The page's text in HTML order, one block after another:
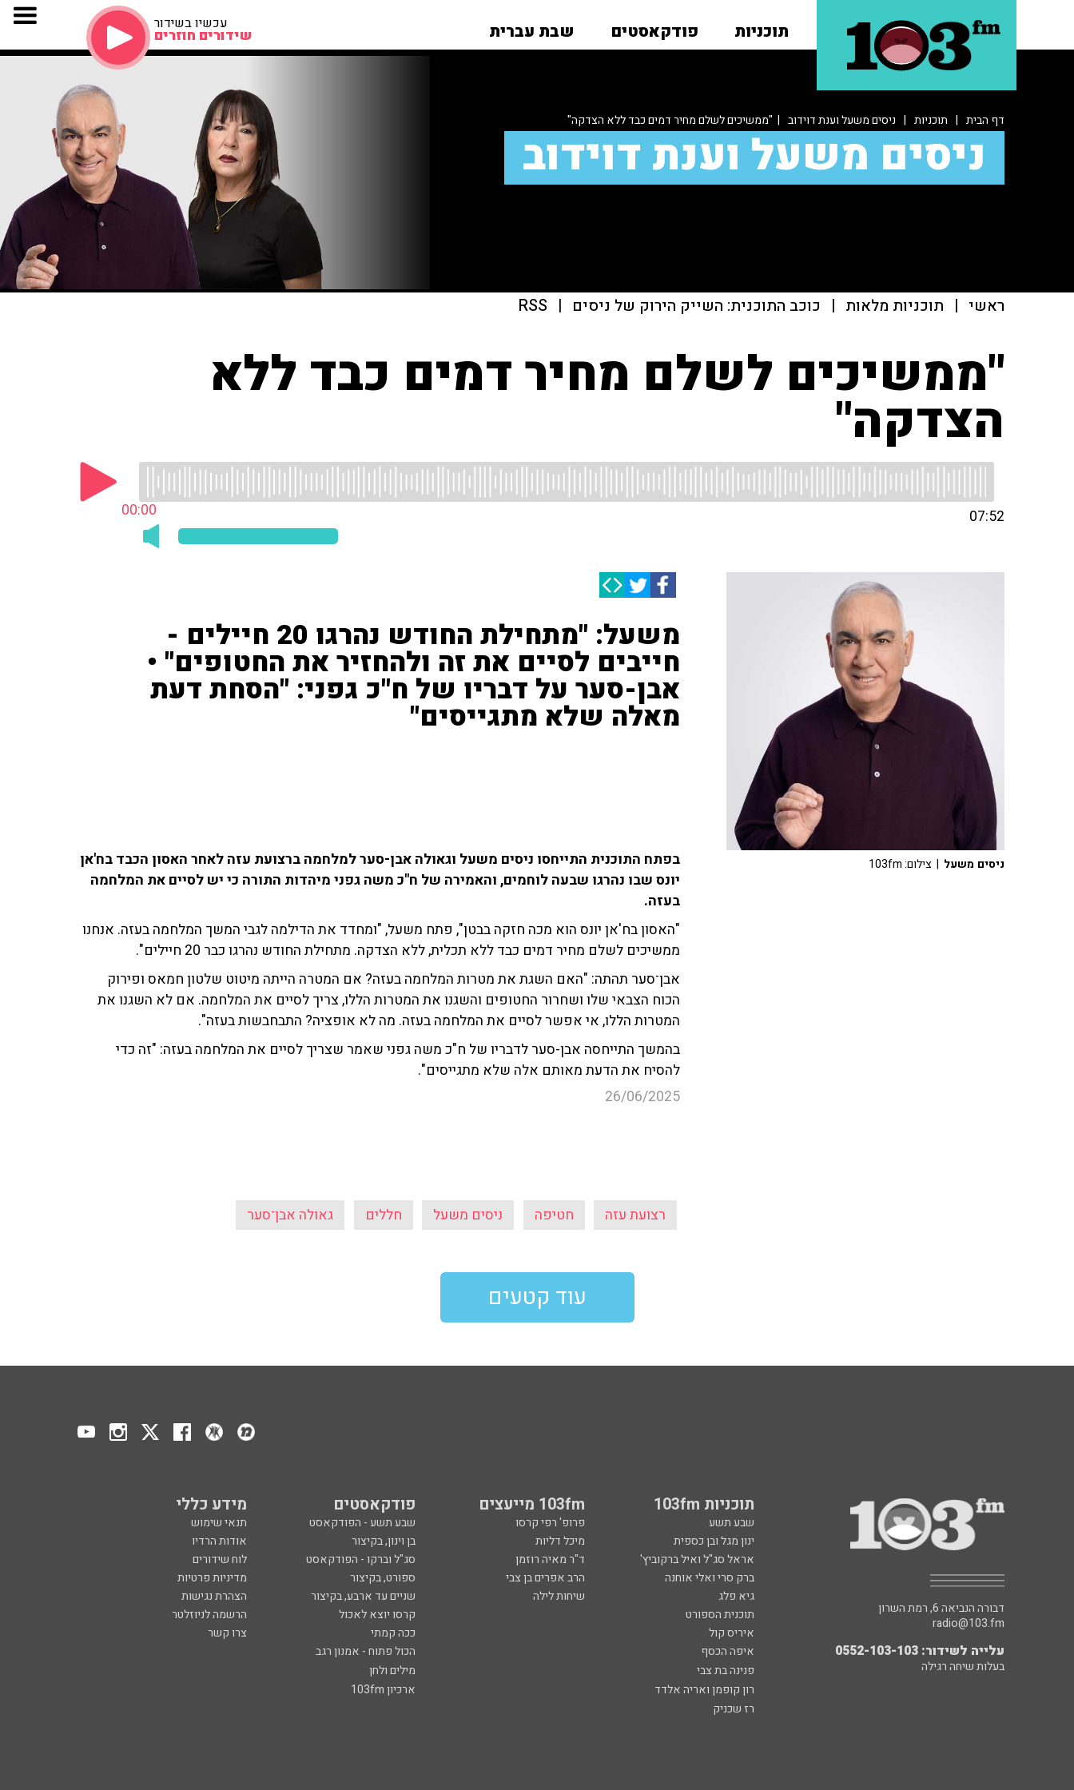
תוכניות פודקאסטים שבת עברית עכשיו בשידור
שידורים חוזרים
דף הבית | תוכניות | ניסים משעל וענת דוידוב | "ממשיכים לשלם מחיר דמים כבד ללא הצדקה"
ניסים משעל וענת דוידוב
ראשי | תוכניות מלאות | כוכב התוכנית: השייק הירוק של ניסים |
RSS
"ממשיכים לשלם מחיר דמים כבד ללא
הצדקה"
00:00 07:52
משעל: "מתחילת החודש נהרגו 20 חיילים -
חייבים לסיים את זה ולהחזיר את החטופים" •
אבן-סער על דבריו של ח"כ גפני: "הסחת דעת
מאלה שלא מתגייסים"
בפתח התוכנית התייחסו ניסים משעל וגאולה אבן-סער למלחמה ברצועת עזה לאחר האסון הכבד בח'אן
יונס שבו נהרגו שבעה לוחמים, והאמירה של ח"כ משה גפני מיהדות התורה כי יש לסיים את המלחמה
בעזה.
"האסון בח'אן יונס הוא מכה חזקה בבטן", פתח משעל, "ומחדד את הדילמה לגבי המשך המלחמה בעזה. אנחנו
ממשיכים לשלם מחיר דמים כבד ללא תכלית, ללא הצדקה. מתחילת החודש נהרגו כבר 20 חיילים".
אבן־סער תהתה: "האם השגת את מטרות המלחמה בעזה? אם המטרה הייתה מיטוט שלטון חמאס ופירוק
הכוח הצבאי שלו ושחרור החטופים והשגנו את המטרות הללו, צריך לסיים את המלחמה. אם לא השגנו את
המטרות הללו, אי אפשר לסיים את המלחמה בעזה. מה לא אופציה? התבחבשות בעזה".
בהמשך התייחסה אבן-סער לדבריו של ח"כ משה גפני שאמר שצריך לסיים את המלחמה בעזה: "זה כדי
להסיח את הדעת מאותם אלה שלא מתגייסים".
26/06/2025
רצועת עזה חטיפה ניסים משעל חללים גאולה אבן־סער
ניסים משעל | צילום: 103fm
עוד קטעים
תוכניות 103fm 103fm מייעצים פודקאסטים מידע כללי
שבע תשע פרופ' רפי קרסו שבע תשע - הפודקאסט
תנאי שימוש
ינון מגל ובן כספית
מיכל דליות בן וינון, בקיצור
אודות הרדיו
אראל סג"ל ואיל ברקוביץ'
ד"ר מאיה רוזמן סג"ל וברקו - הפודקאסט
לוח שידורים
ברק סרי ואלי אוחנה
הרב אפרים בן צבי ספורט, בקיצור
מדיניות פרטיות
גיא פלג
שיחות לילה שניים עד ארבע, בקיצור
הצהרת נגישות
תוכנית הספורט
קרסו יוצא לאכול
הרשמה לניוזלטר
איריס קול
ככה קמתי
צרו קשר
איפה הכסף
הכול פתוח - אמנון רגב
פנינה בת צבי
מילים ולחן
רון קופמן ואריה אלדד
ארכיון 103fm
רז שכניק
דבורה הנביאה 6, רמת השרון
radio@103.fm
עלייה לשידור: 0552-103-103
בעלות שיחה רגילה